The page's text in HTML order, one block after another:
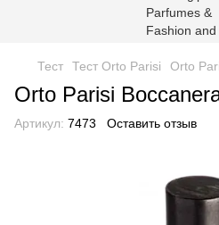
Тест Тест Orto Parisi Orto
Orto Parisi
Артикул: 7473 Оставить отзыв